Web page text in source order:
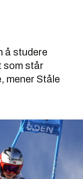
å studere
som står
mener Ståle